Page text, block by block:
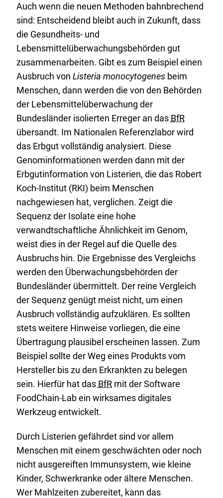
Auch wenn die neuen Methoden bahnbrechend
sind: Entscheidend bleibt auch in Zukunft, dass
die Gesundheits- und
Lebensmittelüberwachungsbehörden gut
zusammenarbeiten. Gibt es zum Beispiel einen
Ausbruch von Listeria monocytogenesbeim
Menschen, dann werden die von den Behörden
der Lebensmittelüberwachung der
Bundesländer isolierten Erreger an das BfR
übersandt. Im Nationalen Referenzlabor wird
das Erbgut vollständig analysiert. Diese
Genominformationen werden dann mit der
Erbgutinformation von Listerien, die das Robert
Koch-Institut (RKI) beim Menschen
nachgewiesen hat, verglichen. Zeigt die
Sequenz der Isolate eine hohe
verwandtschaftliche Ähnlichkeit im Genom,
weist dies in der Regel auf die Quelle des
Ausbruchs hin. Die Ergebnisse des Vergleichs
werden den Überwachungsbehörden der
Bundesländer übermittelt. Der reine Vergleich
der Sequenz genügt meist nicht, um einen
Ausbruch vollständig aufzuklären. Es sollten
stets weitere Hinweise vorliegen, die eine
Übertragung plausibel erscheinen lassen. Zum
Beispiel sollte der Weg eines Produkts vom
Hersteller bis zu den Erkrankten zu belegen
sein. Hierfür hat das BfRmit der Software
FoodChain-Lab ein wirksames digitales
Werkzeug entwickelt.
Durch Listerien gefährdet sind vor allem
Menschen mit einem geschwächten oder noch
nicht ausgereiften Immunsystem, wie kleine
Kinder, Schwerkranke oder ältere Menschen.
Wer Mahlzeiten zubereitet, kann das